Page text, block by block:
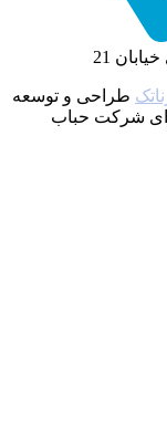
21
طراحی و توسعه
شرکت حباب